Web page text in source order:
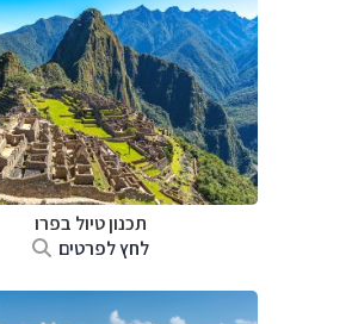
תכנון טיול בפרו
לחץ לפרטים